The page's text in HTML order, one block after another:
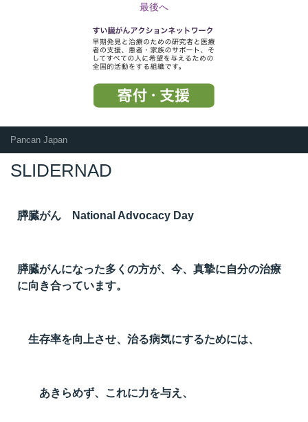
最後へ
Pancan Japan
SLIDERNAD
膵臓がん National Advocacy Day
膵臓がんになった多くの方が、今、真摯に自分の治療
に向き合っています。
生存率を向上させ、治る病気にするためには、
あきらめず、これに力を与え、